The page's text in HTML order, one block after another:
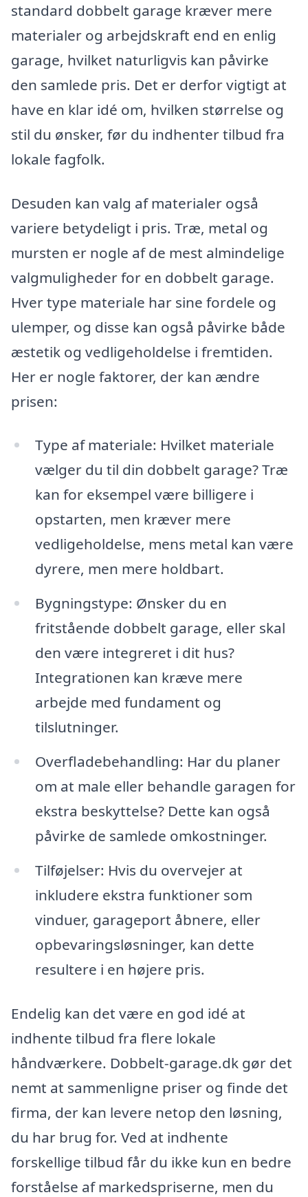
standard dobbelt garage kræver mere
materialer og arbejdskraft end en enlig
garage, hvilket naturligvis kan påvirke
den samlede pris. Det er derfor vigtigt at
have en klar idé om, hvilken størrelse og
stil du ønsker, før du indhenter tilbud fra
lokale fagfolk.
Desuden kan valg af materialer også
variere betydeligt i pris. Træ, metal og
mursten er nogle af de mest almindelige
valgmuligheder for en dobbelt garage.
Hver type materiale har sine fordele og
ulemper, og disse kan også påvirke både
æstetik og vedligeholdelse i fremtiden.
Her er nogle faktorer, der kan ændre
prisen:
Type af materiale: Hvilket materiale
vælger du til din dobbelt garage? Træ
kan for eksempel være billigere i
opstarten, men kræver mere
vedligeholdelse, mens metal kan være
dyrere, men mere holdbart.
Bygningstype: Ønsker du en
fritstående dobbelt garage, eller skal
den være integreret i dit hus?
Integrationen kan kræve mere
arbejde med fundament og
tilslutninger.
Overfladebehandling: Har du planer
om at male eller behandle garagen for
ekstra beskyttelse? Dette kan også
påvirke de samlede omkostninger.
Tilføjelser: Hvis du overvejer at
inkludere ekstra funktioner som
vinduer, garageport åbnere, eller
opbevaringsløsninger, kan dette
resultere i en højere pris.
Endelig kan det være en god idé at
indhente tilbud fra flere lokale
håndværkere. Dobbelt-garage.dk gør det
nemt at sammenligne priser og finde det
firma, der kan levere netop den løsning,
du har brug for. Ved at indhente
forskellige tilbud får du ikke kun en bedre
forståelse af markedspriserne, men du